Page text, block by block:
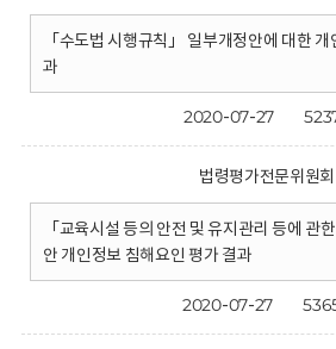
「수도법 시행규칙」 일부개정안에 대한
과
2020-07-27
법령평가전문위원회
「교육시설 등의 안전 및 유지관리 등에 관
안 개인정보 침해요인 평가 결과
2020-07-27